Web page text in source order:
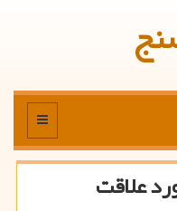
منو
علاقت